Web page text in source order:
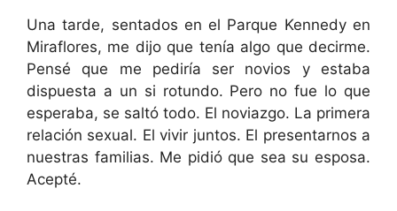
Una tarde, sentados en el Parque Kennedy en
Miraflores, me dijo que tenía algo que decirme.
Pensé que me pediría ser novios y estaba
dispuesta a un si rotundo. Pero no fue lo que
esperaba, se saltó todo. El noviazgo. La primera
relación sexual. El vivir juntos. El presentarnos a
nuestras familias. Me pidió que sea su esposa.
Acepté.